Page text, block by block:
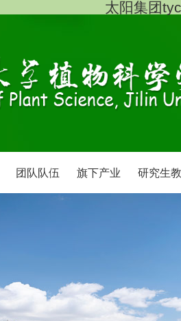
太阳集团
团队队伍 旗下产业 研究生